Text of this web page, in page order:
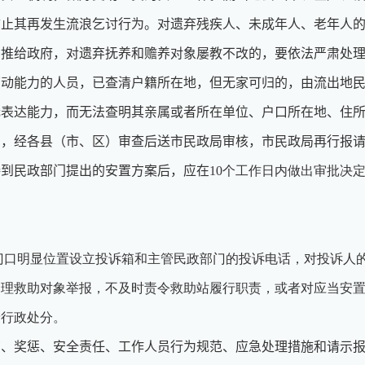
其再发生流浪乞讨行为。对遗弃残疾人、未成年人、老年人
给政府，对遗弃抚养和赡养对象屡教不改的，要依法严肃处
能力的人员，已查清户籍所在地，但无家可归的，由流出地
达能力，而无法查明其亲属或者所在单位、户口所在地、住
经各县（市、区）审查后送市民政局审核，市民政局再行报
民政部门提出的安置方案后，应在10个工作日内做出审批决
明显位置设立投诉箱和主管民政部门的投诉电话，对投诉
救助对象举报，不及时责令救助站履行职责，或者对应当安
政处分。
奖惩、安全责任、工作人员行为规范、应急处理措施和请示